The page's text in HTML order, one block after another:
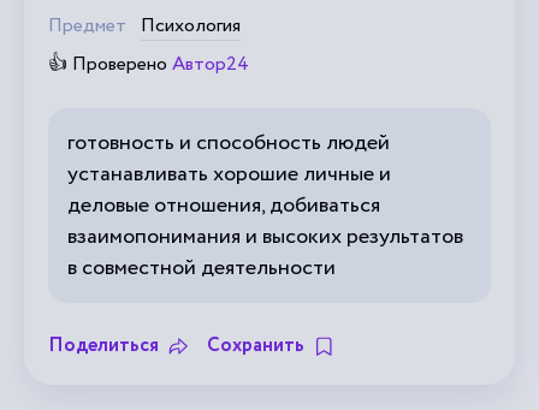
Предмет
Психология
👍 Проверено Автор24
готовность и способность людей
устанавливать хорошие личные и
деловые отношения, добиваться
взаимопонимания и высоких результатов
в совместной деятельности
Поделиться Сохранить